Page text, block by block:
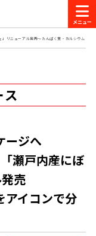
リニューアル発売～たんぱく質・カルシウム
ージへ
瀬戸内産にぼ
売
アイコンで分